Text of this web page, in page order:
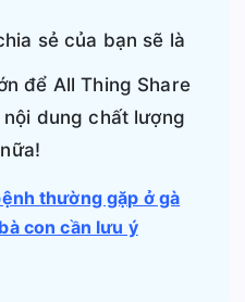
sẻ của bạn sẽ là
để All Thing Share
dung chất lượng
thường gặp ở gà
con cần lưu ý